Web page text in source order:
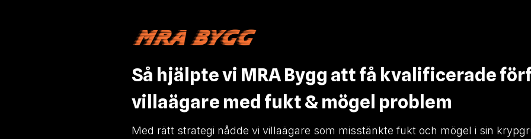
Så hjälpte vi MRA Bygg att få kvalificerade
villaägare med fukt & mögel problem
Med rätt strategi nådde vi villaägare som misstänkte fukt och mögel i sin